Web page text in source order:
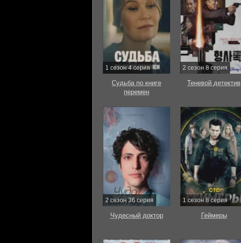
1 сезон 4 серия
Судьба по книге
перемен
2 сезон 8 серия
Теневой детектив
2 сезон 36 серия
Чудесный доктор
1 сезон 8 серия
Геймеры